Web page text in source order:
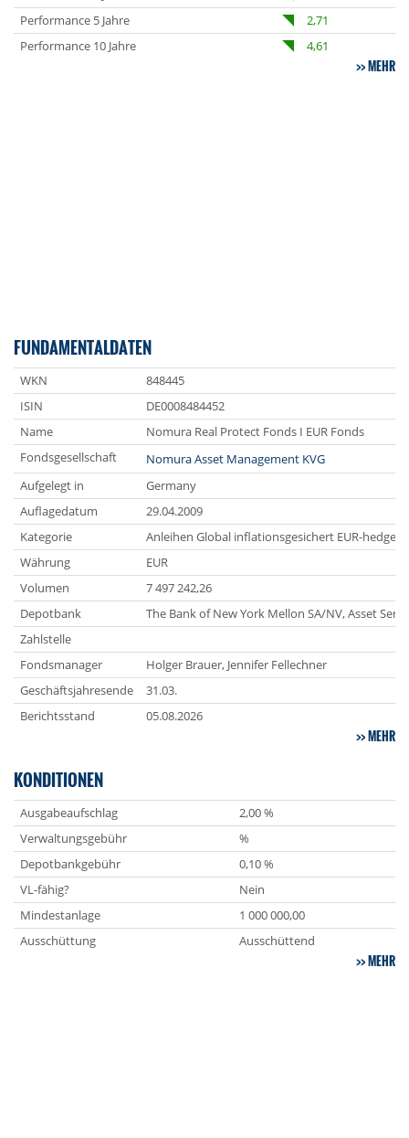
Performance 5 Jahre
2,71
Performance 10 Jahre
4,61
MEHR
FUNDAMENTALDATEN
WKN
848445
ISIN
DE0008484452
Name
Nomura Real Protect Fonds I EUR Fonds
Fondsgesellschaft
Nomura Asset Management KVG
Aufgelegt in
Germany
Auflagedatum
29.04.2009
Kategorie
Anleihen Global inflationsgesichert EUR-hedged
Währung
EUR
Volumen
7 497 242,26
Depotbank
The Bank of New York Mellon SA/NV, Asset
Zahlstelle
Fondsmanager
Holger Brauer, Jennifer Fellechner
Geschäftsjahresende
31.03.
Berichtsstand
05.08.2026
MEHR
KONDITIONEN
Ausgabeaufschlag
2,00 %
Verwaltungsgebühr
%
Depotbankgebühr
0,10 %
VL-fähig?
Nein
Mindestanlage
1 000 000,00
Ausschüttung
Ausschüttend
MEHR